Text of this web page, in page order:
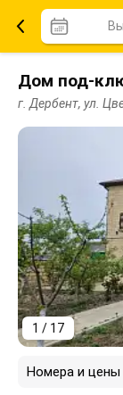
Дом под-
г. Дербент, ул.
1 / 17
Номера и цены